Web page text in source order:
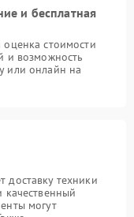
и бесплатная
оценка стоимости
и возможность
или онлайн на
доставку техники
качественный
могут